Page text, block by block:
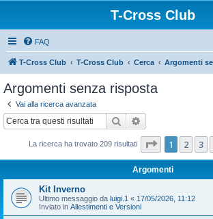
T-Cross Club
FAQ
T-Cross Club T-Cross Club Cerca Argomenti
Argomenti senza risposta
Vai alla ricerca avanzata
Cerca
La ricerca ha trovato 209 risultati Pagina di
1 2 3
Argomenti
Kit Inverno
Ultimo messaggio da luigi.1 « 17/05/2026, 11:12
Inviato in Allestimenti e Versioni